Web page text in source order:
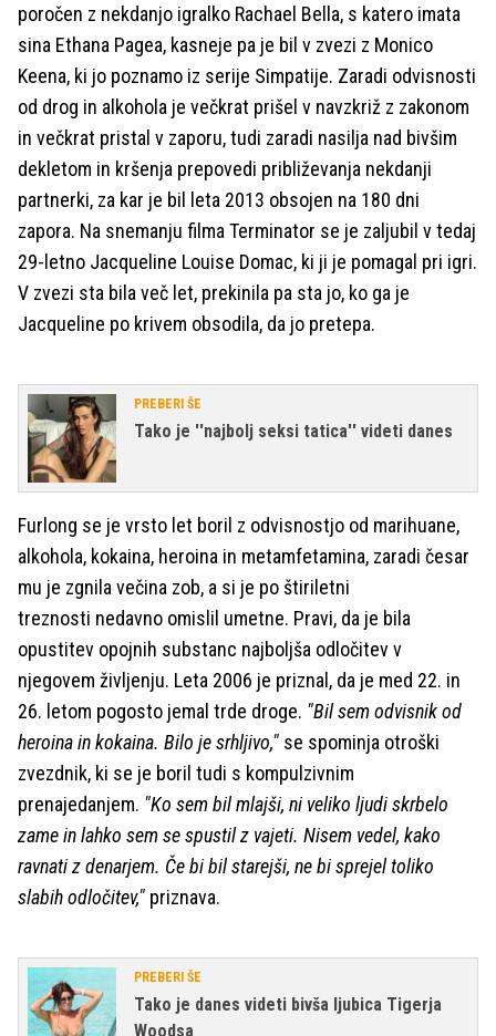
poročen z nekdanjo igralko Rachael Bella, s katero imata
sina Ethana Pagea, kasneje pa je bil v zvezi z Monico
Keena, ki jo poznamo iz serije Simpatije. Zaradi odvisnosti
od drog in alkohola je večkrat prišel v navzkriž z zakonom
in večkrat pristal v zaporu, tudi zaradi nasilja nad bivšim
dekletom in kršenja prepovedi približevanja nekdanji
partnerki, za kar je bil leta 2013 obsojen na 180 dni
zapora. Na snemanju filma Terminator se je zaljubil v tedaj
29-letno Jacqueline Louise Domac, ki ji je pomagal pri igri.
V zvezi sta bila več let, prekinila pa sta jo, ko ga je
Jacqueline po krivem obsodila, da jo pretepa.
PREBERI ŠE
Tako je ''najbolj seksi tatica'' videti danes
Furlong se je vrsto let boril z odvisnostjo od marihuane,
alkohola, kokaina, heroina in metamfetamina, zaradi česar
mu je zgnila večina zob, a si je po štiriletni
treznosti nedavno omislil umetne. Pravi, da je bila
opustitev opojnih substanc najboljša odločitev v
njegovem življenju. Leta 2006 je priznal, da je med 22. in
26. letom pogosto jemal trde droge. "Bil sem odvisnik od
heroina in kokaina. Bilo je srhljivo," se spominja otroški
zvezdnik, ki se je boril tudi s kompulzivnim
prenajedanjem. "Ko sem bil mlajši, ni veliko ljudi skrbelo
zame in lahko sem se spustil z vajeti. Nisem vedel, kako
ravnati z denarjem. Če bi bil starejši, ne bi sprejel toliko
slabih odločitev," priznava.
PREBERI ŠE
Tako je danes videti bivša ljubica Tigerja
Woodsa